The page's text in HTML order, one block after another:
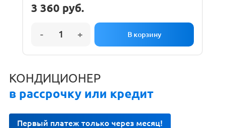
3 360 руб.
КОНДИЦИОНЕР
в рассрочку или кредит
Первый платеж только через месяц!